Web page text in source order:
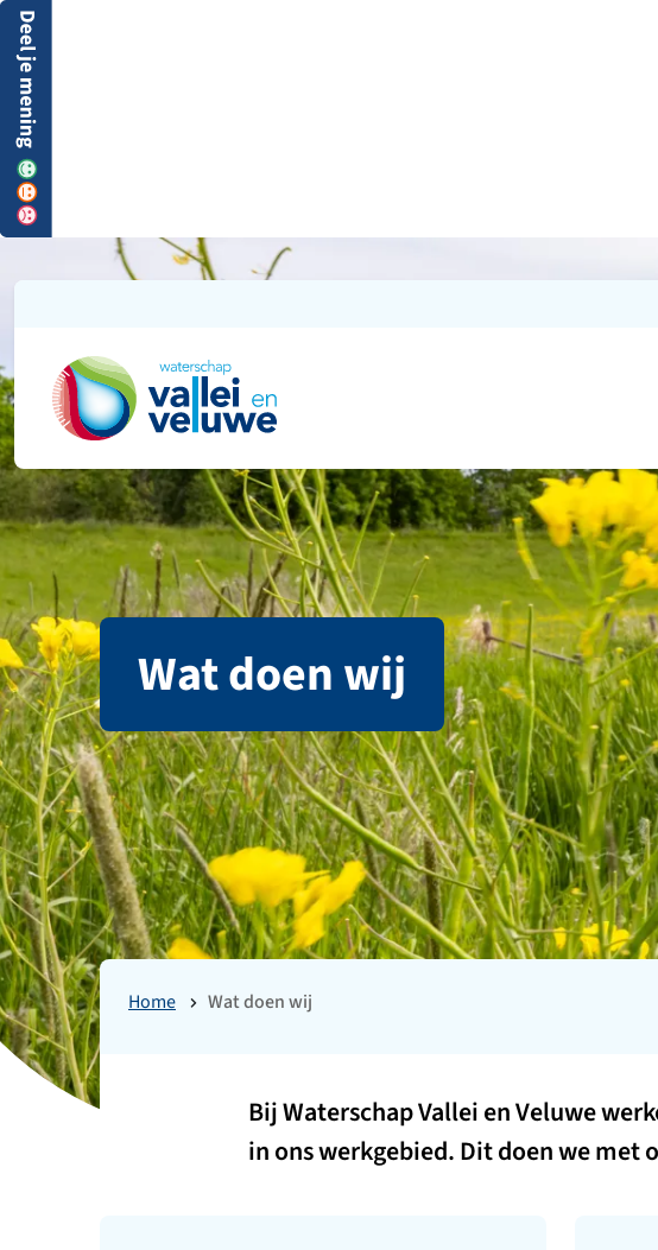
Wat doen wij
Home Wat doen wij
Bij Waterschap Vallei en Veluwe
in ons werkgebied. Dit doen we met